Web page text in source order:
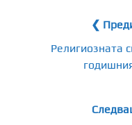
❮
Религиозната